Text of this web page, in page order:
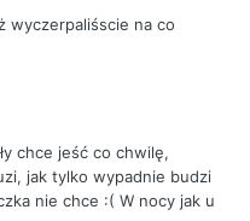
wyczerpaliśscie na co
chce jeść co chwilę,
jak tylko wypadnie budzi
nie chce :( W nocy jak u